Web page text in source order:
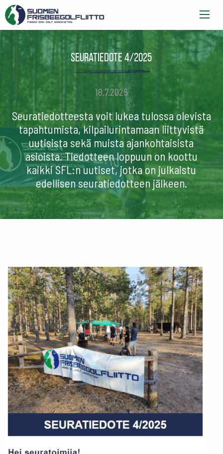
Seuratiedote 4/2025
18.7.2025
Seuratiedotteesta voit lukea tulossa olevista
tapahtumista, kilpailurintamaan liittyvistä
uutisista sekä muista ajankohtaisista
asioista. Tiedotteen loppuun on koottu
kaikki SFL:n uutiset, jotka on julkaistu
edellisen seuratiedotteen jälkeen.